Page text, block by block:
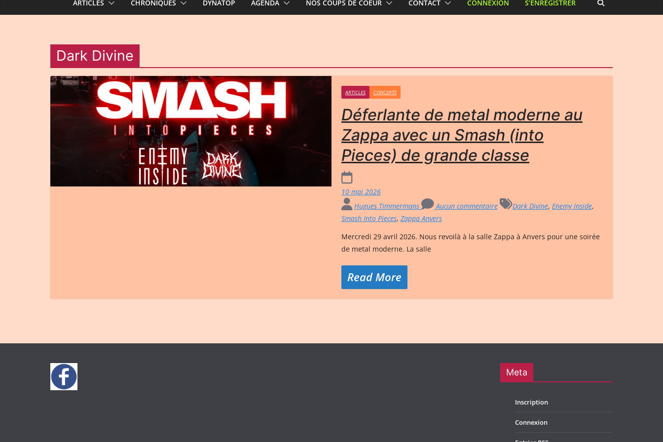
ARTICLES CHRONIQUES DYNATOP AGENDA NOS COUPS DE COEUR CONTACT CONNEXION S’ENREGISTRER
Dark Divine
ARTICLES CONCERTS
Déferlante de metal moderne au
Zappa avec un Smash (into
Pieces) de grande classe
10 mai 2026
Hugues Timmermans
Aucun commentaire Dark Divine, Enemy Inside,
Smash Into Pieces, Zappa Anvers
Mercredi 29 avril 2026. Nous revoilà à la salle Zappa à Anvers pour une soirée
de metal moderne. La salle
Read More
Meta
Inscription
Connexion